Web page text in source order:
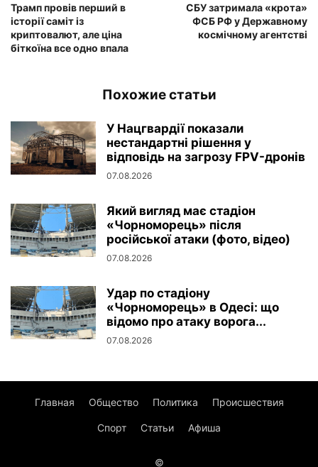
Трамп провів перший в
історії саміт із
криптовалют, але ціна
біткоїна все одно впала
СБУ затримала «крота»
ФСБ РФ у Державному
космічному агентстві
Похожие статьи
У Нацгвардії показали
нестандартні рішення у
відповідь на загрозу FPV-дронів
07.08.2026
Який вигляд має стадіон
«Чорноморець» після
російської атаки (фото, відео)
07.08.2026
Удар по стадіону
«Чорноморець» в Одесі: що
відомо про атаку ворога...
07.08.2026
Главная Общество Политика Происшествия
Спорт Статьи Афиша
©